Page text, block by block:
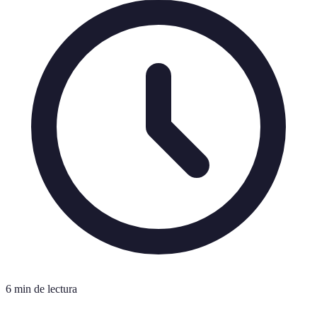
6 min de lectura